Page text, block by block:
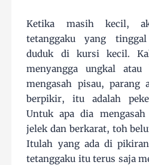
Ketika masih kecil,
tetanggaku yang
duduk di kursi kecil.
menyangga ungkal atau
mengasah pisau, parang
berpikir, itu adalah
Untuk apa dia
jelek dan berkarat, toh
Itulah yang ada di
tetanggaku itu terus saja